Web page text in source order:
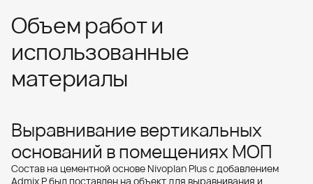
Объем работ и
использованные
материалы
Выравнивание вертикальных
оснований в помещениях МОП
Состав на цементной основе Nivoplan Plus с добавлением
Admix P был поставлен на объект для выравнивания и